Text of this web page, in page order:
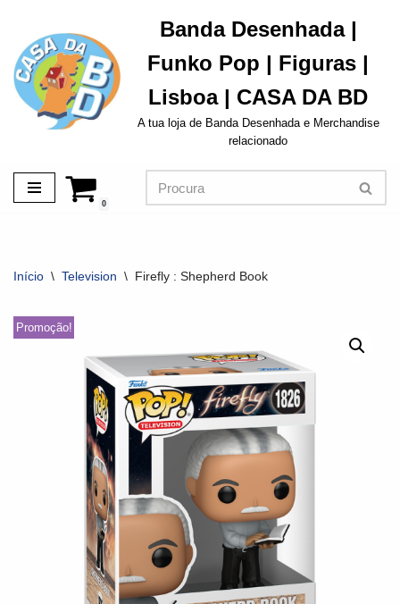
Avançar
para
o
conteúdo
Banda Desenhada |
Funko Pop | Figuras |
Lisboa | CASA DA BD
A tua loja de Banda Desenhada e Merchandise
relacionado
0
Início \ Television \ Firefly : Shepherd Book
Promoção!